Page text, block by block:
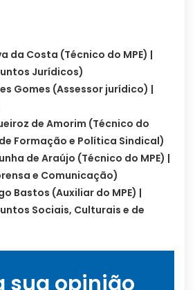
da Costa (Técnico do MPE) |
Jurídicos)
Gomes (Assessor jurídico) |
de Amorim (Técnico do
Formação e Política Sindical)
de Araújo (Técnico do MPE) |
e Comunicação)
Bastos (Auxiliar do MPE) |
Sociais, Culturais e de
sua opinião